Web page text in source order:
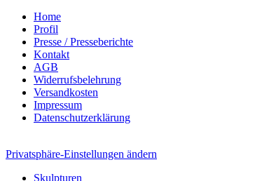
Home
Profil
Presse / Presseberichte
Kontakt
AGB
Widerrufsbelehrung
Versandkosten
Impressum
Datenschutzerklärung
Privatsphäre-Einstellungen ändern
Skulpturen